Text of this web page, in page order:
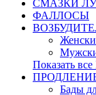
СМАЗКИ
ФАЛЛОСЫ
Показать
Бады